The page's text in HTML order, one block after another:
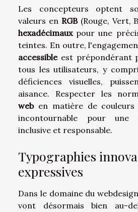
Les concepteurs optent
valeurs en RGB(Rouge, Vert,
hexadécimauxpour une
teintes. En outre,
accessibleest prépondérant
tous les utilisateurs, y
déficiences visuelles,
aisance. Respecter les
weben matière de couleurs
incontournable pour une
inclusive et responsable.
Typographies
expressives
Dans le domaine du
vont désormais bien au-